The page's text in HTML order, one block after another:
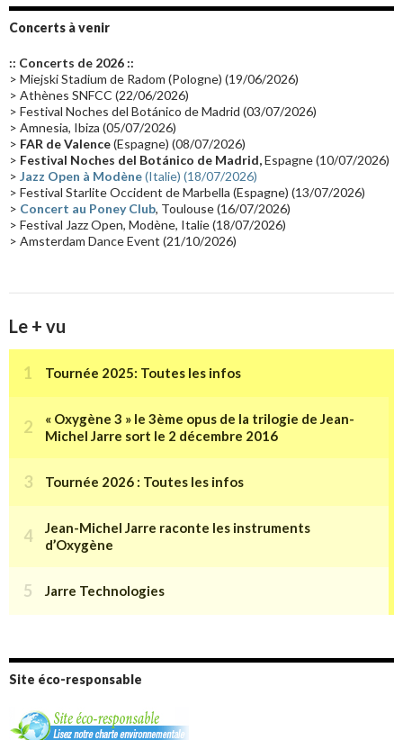
Groupe de Recherche Musicale
Passages radio Vidéo Jarrecast (16) Synthé 80's
Les concerts en Chine(16) Cinéma
Synthé Roland(15) Belgique(15)
(14) Astronomie (14)
Tournée 2025(14) 2024(14) Chine(13)
Concerts à venir
:: Concerts de 2026 ::
> Miejski Stadium de Radom (Pologne) (19/06/2026)
> Athènes SNFCC (22/06/2026)
> Festival Noches del Botánico de Madrid (03/07/2026)
> Amnesia, Ibiza (05/07/2026)
> FAR de Valence(Espagne) (08/07/2026)
> Festival Noches del Botánico de Madrid,Espagne (10/07/2026)
> Jazz Open à Modène(Italie) (18/07/2026)
> Festival Starlite Occident de Marbella (Espagne) (13/07/2026)
> Concert au Poney Club, Toulouse (16/07/2026)
> Festival Jazz Open, Modène, Italie (18/07/2026)
> Amsterdam Dance Event (21/10/2026)
Le + vu
Site éco-responsable